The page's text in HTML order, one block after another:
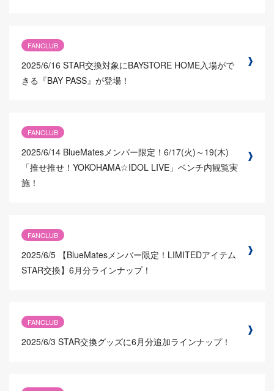
FANCLUB
2025/6/16 STAR交換対象にBAYSTORE HOME入場がで
きる『BAY PASS』が登場！
FANCLUB
2025/6/14 BlueMatesメンバー限定！6/17(火)～19(木)
「推せ推せ！YOKOHAMA☆IDOL LIVE」ベンチ内観覧実
施！
FANCLUB
2025/6/5 【BlueMatesメンバー限定！LIMITEDアイテム
STAR交換】6月分ラインナップ！
FANCLUB
2025/6/3 STAR交換グッズに6月分追加ラインナップ！